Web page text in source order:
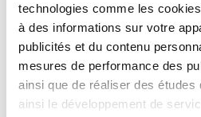
technologies comme les
à des informations sur votre
publicités et du contenu
mesures de performance des
ainsi que de réaliser des études
ainsi le développement de
moral et ne pas laisser la
vie.
Vous avez surfé sur le net
fait. Tout ces sites sont
inexacts mais toujours
les....vous vous faites du mal